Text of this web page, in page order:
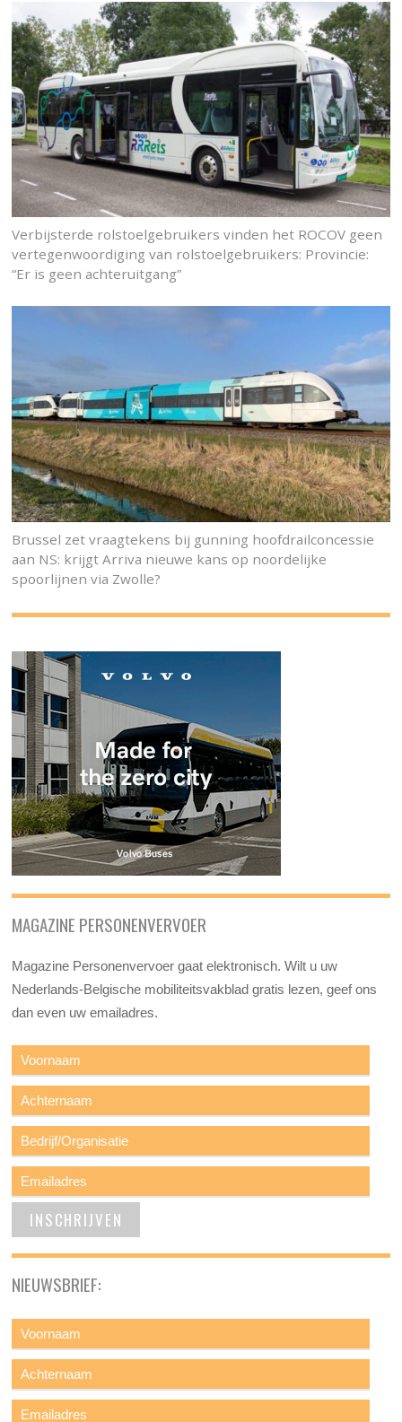
Verbijsterde rolstoelgebruikers vinden het ROCOV geen
vertegenwoordiging van rolstoelgebruikers: Provincie:
“Er is geen achteruitgang”
Brussel zet vraagtekens bij gunning hoofdrailconcessie
aan NS: krijgt Arriva nieuwe kans op noordelijke
spoorlijnen via Zwolle?
MAGAZINE PERSONENVERVOER
Magazine Personenvervoer gaat elektronisch. Wilt u uw
Nederlands-Belgische mobiliteitsvakblad gratis lezen, geef ons
dan even uw emailadres.
NIEUWSBRIEF: